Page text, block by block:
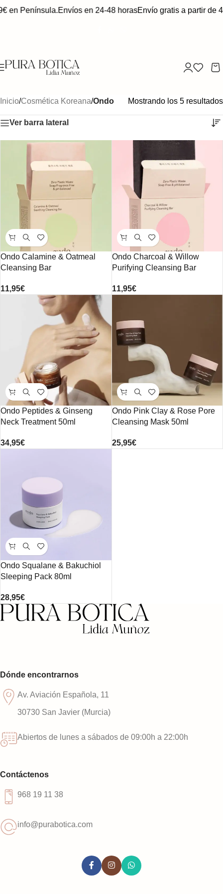
en Península.Envíos en 24-48 horasEnvío gratis a partir de
Inicio/Cosmética Koreana/Ondo Mostrando los 5 resultados
Ver barra lateral
Ondo Calamine & Oatmeal
Cleansing Bar
11,95€
Ondo Charcoal & Willow
Purifying Cleansing Bar
11,95€
Ondo Peptides & Ginseng
Neck Treatment 50ml
34,95€
Ondo Pink Clay & Rose Pore
Cleansing Mask 50ml
25,95€
Ondo Squalane & Bakuchiol
Sleeping Pack 80ml
28,95€
Dónde encontrarnos
Av. Aviación Española, 11
30730 San Javier (Murcia)
Abiertos de lunes a sábados de 09:00h a 22:00h
Contáctenos
968 19 11 38
info@purabotica.com